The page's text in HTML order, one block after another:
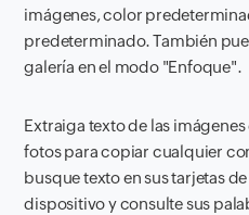
imágenes, color
predeterminado. También
galería en el modo "Enfoque".
Extraiga texto de las
fotos para copiar cualquier
busque texto en sus tarjetas
dispositivo y consulte sus